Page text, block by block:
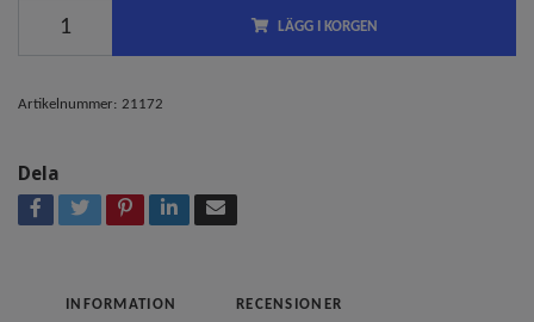
LÄGG I KORGEN
Artikelnummer: 21172
Dela
INFORMATION RECENSIONER